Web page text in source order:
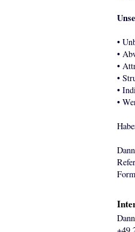
•
•
•
•
•
•